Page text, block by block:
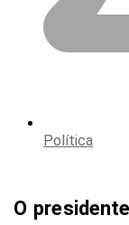
Política
O